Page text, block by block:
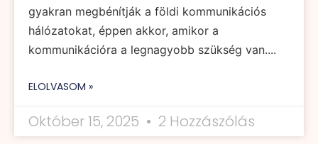
gyakran megbénítják a földi kommunikációs
hálózatokat, éppen akkor, amikor a
kommunikációra a legnagyobb szükség van....
ELOLVASOM »
Október 15, 2025 2 Hozzászólás